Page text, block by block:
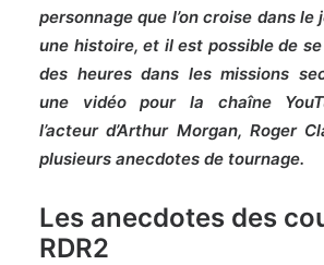
personnage que l’on croise dans le
une histoire, et il est possible de
des heures dans les missions
une vidéo pour la chaîne
l’acteur d’Arthur Morgan, Roger
plusieurs anecdotes de tournage.
Les anecdotes des
RDR2